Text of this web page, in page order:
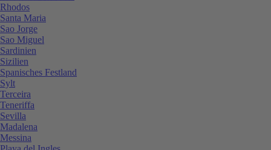
Rhodos
Santa Maria
Sao Jorge
Sao Miguel
Sardinien
Sizilien
Spanisches Festland
Sylt
Terceira
Teneriffa
Sevilla
Madalena
Messina